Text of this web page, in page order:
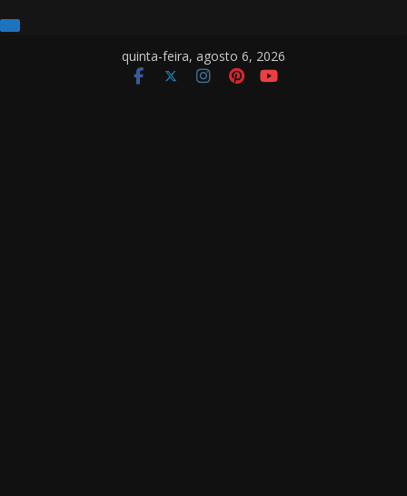
quinta-feira, agosto 6, 2026